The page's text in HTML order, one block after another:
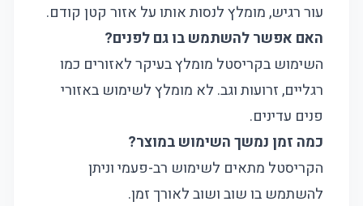
עור רגיש, מומלץ לנסות אותו על אזור קטן קודם.
האם אפשר להשתמש בו גם לפנים?
השימוש בקריסטל מומלץ בעיקר לאזורים כמו
רגליים, זרועות וגב. לא מומלץ לשימוש באזורי
פנים עדינים.
כמה זמן נמשך השימוש במוצר?
הקריסטל מתאים לשימוש רב-פעמי וניתן
להשתמש בו שוב ושוב לאורך זמן.